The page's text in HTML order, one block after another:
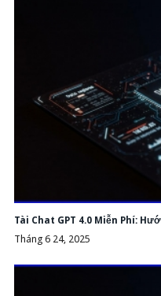
Tài Chat GPT 4.0 Miễn Phí:
Tháng 6 24, 2025